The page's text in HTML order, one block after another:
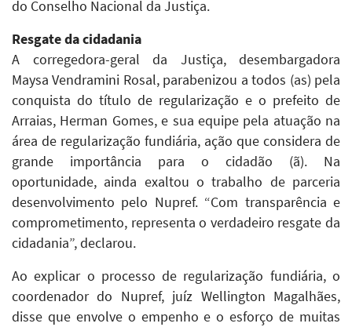
do Conselho Nacional da Justiça.
Resgate da cidadania
A corregedora-geral da Justiça, desembargadora
Maysa Vendramini Rosal, parabenizou a todos (as) pela
conquista do título de regularização e o prefeito de
Arraias, Herman Gomes, e sua equipe pela atuação na
área de regularização fundiária, ação que considera de
grande importância para o cidadão (ã). Na
oportunidade, ainda exaltou o trabalho de parceria
desenvolvimento pelo Nupref. “Com transparência e
comprometimento, representa o verdadeiro resgate da
cidadania”, declarou.
Ao explicar o processo de regularização fundiária, o
coordenador do Nupref, juíz Wellington Magalhães,
disse que envolve o empenho e o esforço de muitas